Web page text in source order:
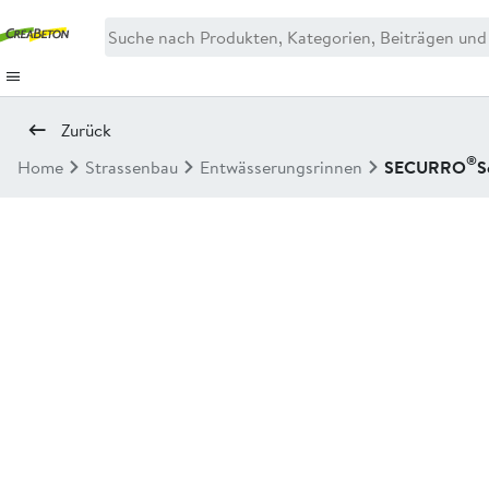
Zurück
Home
Strassenbau Entwässerungsrinnen SECURRO®